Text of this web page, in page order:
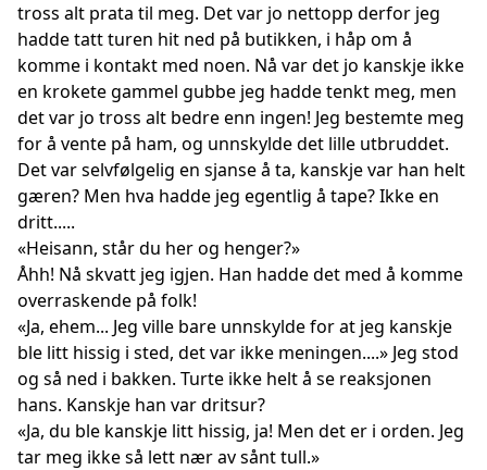
tross alt prata til meg. Det var jo nettopp derfor jeg
hadde tatt turen hit ned på butikken, i håp om å
komme i kontakt med noen. Nå var det jo kanskje ikke
en krokete gammel gubbe jeg hadde tenkt meg, men
det var jo tross alt bedre enn ingen! Jeg bestemte meg
for å vente på ham, og unnskylde det lille utbruddet.
Det var selvfølgelig en sjanse å ta, kanskje var han helt
gæren? Men hva hadde jeg egentlig å tape? Ikke en
dritt.....
«Heisann, står du her og henger?»
Åhh! Nå skvatt jeg igjen. Han hadde det med å komme
overraskende på folk!
«Ja, ehem... Jeg ville bare unnskylde for at jeg kanskje
ble litt hissig i sted, det var ikke meningen....» Jeg stod
og så ned i bakken. Turte ikke helt å se reaksjonen
hans. Kanskje han var dritsur?
«Ja, du ble kanskje litt hissig, ja! Men det er i orden. Jeg
tar meg ikke så lett nær av sånt tull.»